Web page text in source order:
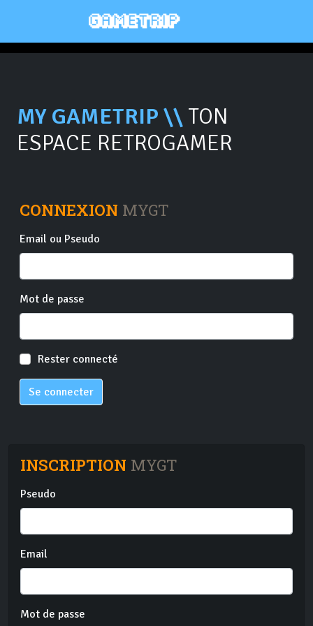
MY GAMETRIP \\ TON
ESPACE RETROGAMER
CONNEXION MYGT
Email ou Pseudo
Mot de passe
Rester connecté
Se connecter
INSCRIPTION MYGT
Pseudo
Email
Mot de passe